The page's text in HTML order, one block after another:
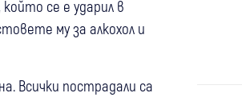
се е ударил в
му за алкохол и
Всички пострадали са